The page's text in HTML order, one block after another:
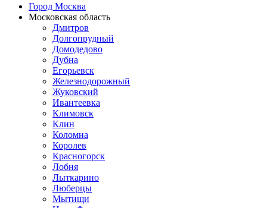
Город Москва
Московская область
Дмитров
Долгопрудный
Домодедово
Дубна
Егорьевск
Железнодорожный
Жуковский
Ивантеевка
Климовск
Клин
Коломна
Королев
Красногорск
Лобня
Лыткарино
Люберцы
Мытищи